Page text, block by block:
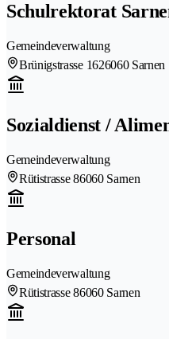
Schulrektorat
Gemeindeverwaltung
Brünigstrasse 1626060 Sarnen
Sozialdienst /
Gemeindeverwaltung
Rütistrasse 86060 Sarnen
Personal
Gemeindeverwaltung
Rütistrasse 86060 Sarnen